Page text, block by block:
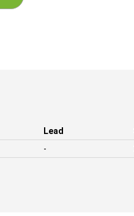
Lead
-